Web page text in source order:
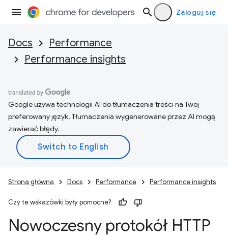
Zaloguj się
Docs
Performance
Performance insights
Google używa technologii AI do tłumaczenia treści na Twój
preferowany język. Tłumaczenia wygenerowane przez AI mogą
zawierać błędy.
Strona główna Docs Performance Performance insights
Czy te wskazówki były pomocne?
Nowoczesny protokół HTTP